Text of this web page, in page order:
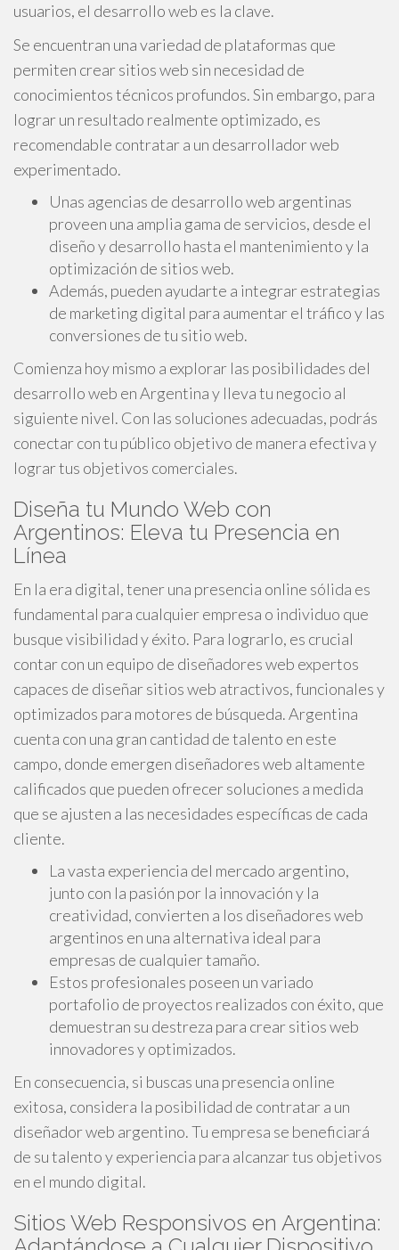
usuarios, el desarrollo web es la clave.
Se encuentran una variedad de plataformas que
permiten crear sitios web sin necesidad de
conocimientos técnicos profundos. Sin embargo, para
lograr un resultado realmente optimizado, es
recomendable contratar a un desarrollador web
experimentado.
Unas agencias de desarrollo web argentinas
proveen una amplia gama de servicios, desde el
diseño y desarrollo hasta el mantenimiento y la
optimización de sitios web.
Además, pueden ayudarte a integrar estrategias
de marketing digital para aumentar el tráfico y las
conversiones de tu sitio web.
Comienza hoy mismo a explorar las posibilidades del
desarrollo web en Argentina y lleva tu negocio al
siguiente nivel. Con las soluciones adecuadas, podrás
conectar con tu público objetivo de manera efectiva y
lograr tus objetivos comerciales.
Diseña tu Mundo Web con
Argentinos: Eleva tu Presencia en
Línea
En la era digital, tener una presencia online sólida es
fundamental para cualquier empresa o individuo que
busque visibilidad y éxito. Para lograrlo, es crucial
contar con un equipo de diseñadores web expertos
capaces de diseñar sitios web atractivos, funcionales y
optimizados para motores de búsqueda. Argentina
cuenta con una gran cantidad de talento en este
campo, donde emergen diseñadores web altamente
calificados que pueden ofrecer soluciones a medida
que se ajusten a las necesidades específicas de cada
cliente.
La vasta experiencia del mercado argentino,
junto con la pasión por la innovación y la
creatividad, convierten a los diseñadores web
argentinos en una alternativa ideal para
empresas de cualquier tamaño.
Estos profesionales poseen un variado
portafolio de proyectos realizados con éxito, que
demuestran su destreza para crear sitios web
innovadores y optimizados.
En consecuencia, si buscas una presencia online
exitosa, considera la posibilidad de contratar a un
diseñador web argentino. Tu empresa se beneficiará
de su talento y experiencia para alcanzar tus objetivos
en el mundo digital.
Sitios Web Responsivos en Argentina: